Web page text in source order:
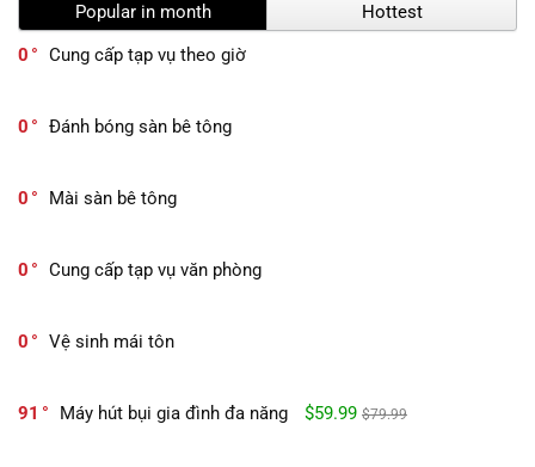
Popular in month
Hottest
0
Cung cấp tạp vụ theo giờ
0 Đánh bóng sàn bê tông
0 Mài sàn bê tông
0 Cung cấp tạp vụ văn phòng
0 Vệ sinh mái tôn
91 Máy hút bụi gia đình đa năng $59.99 $79.99